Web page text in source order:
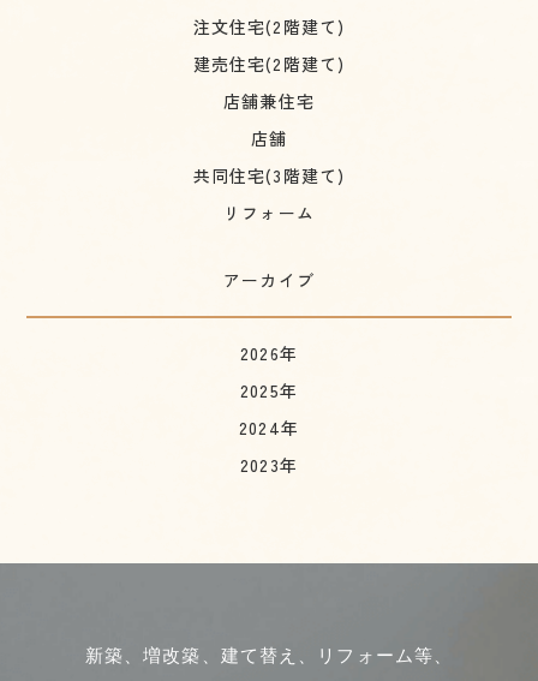
注文住宅(2階建て)
建売住宅(2階建て)
店舗兼住宅
店舗
共同住宅(3階建て)
リフォーム
アーカイブ
2026年
2025年
2024年
2023年
新築、増改築、建て替え、リフォーム等、